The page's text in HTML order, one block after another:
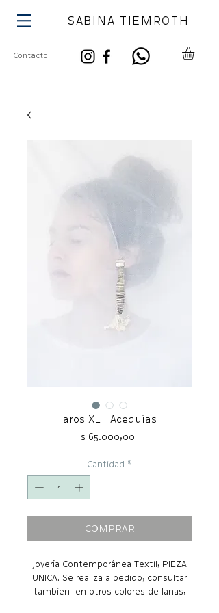
Contacto
SABINA TIEMROTH
aros XL | Acequias
$ 65.000,00
Cantidad *
COMPRAR
Joyería Contemporánea Textil, PIEZA
UNICA. Se realiza a pedido, consultar
tambien en otros colores de lanas,